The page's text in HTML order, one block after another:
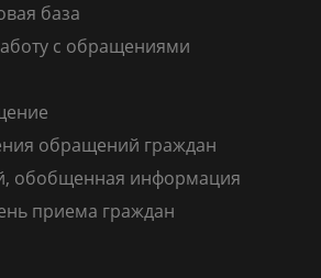
база
с обращениями
обращений граждан
обобщенная информация
приема граждан